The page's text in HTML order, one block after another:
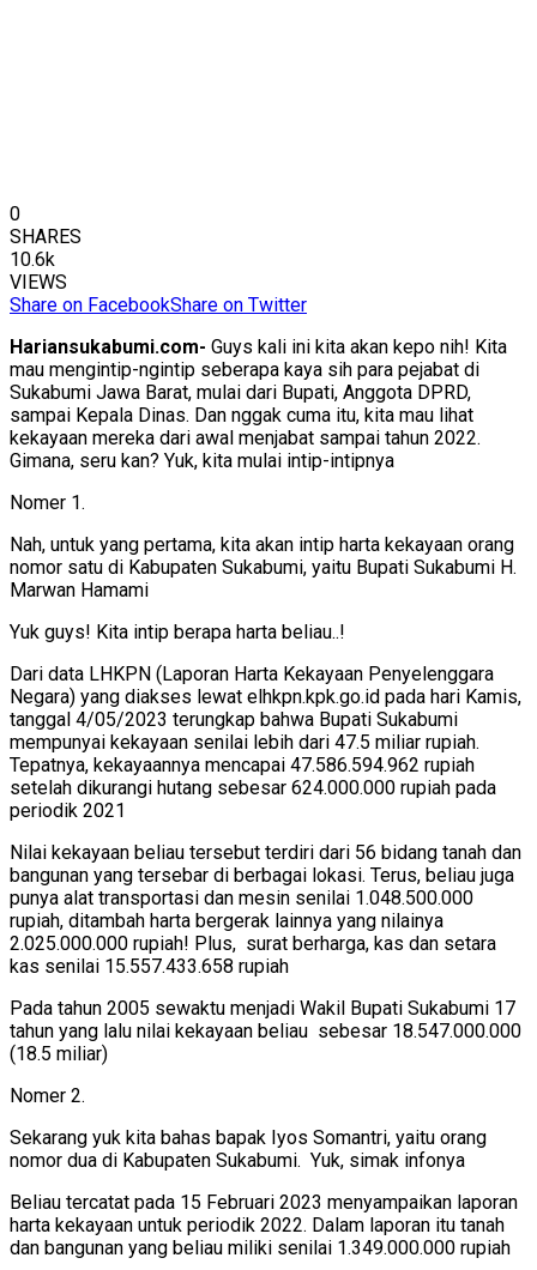
0
SHARES
10.6k
VIEWS
Share on FacebookShare on Twitter
Hariansukabumi.com- Guys kali ini kita akan kepo nih! Kita
mau mengintip-ngintip seberapa kaya sih para pejabat di
Sukabumi Jawa Barat, mulai dari Bupati, Anggota DPRD,
sampai Kepala Dinas. Dan nggak cuma itu, kita mau lihat
kekayaan mereka dari awal menjabat sampai tahun 2022.
Gimana, seru kan? Yuk, kita mulai intip-intipnya
Nomer 1.
Nah, untuk yang pertama, kita akan intip harta kekayaan orang
nomor satu di Kabupaten Sukabumi, yaitu Bupati Sukabumi H.
Marwan Hamami
Yuk guys! Kita intip berapa harta beliau..!
Dari data LHKPN (Laporan Harta Kekayaan Penyelenggara
Negara) yang diakses lewat elhkpn.kpk.go.id pada hari Kamis,
tanggal 4/05/2023 terungkap bahwa Bupati Sukabumi
mempunyai kekayaan senilai lebih dari 47.5 miliar rupiah.
Tepatnya, kekayaannya mencapai 47.586.594.962 rupiah
setelah dikurangi hutang sebesar 624.000.000 rupiah pada
periodik 2021
Nilai kekayaan beliau tersebut terdiri dari 56 bidang tanah dan
bangunan yang tersebar di berbagai lokasi. Terus, beliau juga
punya alat transportasi dan mesin senilai 1.048.500.000
rupiah, ditambah harta bergerak lainnya yang nilainya
2.025.000.000 rupiah! Plus, surat berharga, kas dan setara
kas senilai 15.557.433.658 rupiah
Pada tahun 2005 sewaktu menjadi Wakil Bupati Sukabumi 17
tahun yang lalu nilai kekayaan beliau sebesar 18.547.000.000
(18.5 miliar)
Nomer 2.
Sekarang yuk kita bahas bapak Iyos Somantri, yaitu orang
nomor dua di Kabupaten Sukabumi. Yuk, simak infonya
Beliau tercatat pada 15 Februari 2023 menyampaikan laporan
harta kekayaan untuk periodik 2022. Dalam laporan itu tanah
dan bangunan yang beliau miliki senilai 1.349.000.000 rupiah